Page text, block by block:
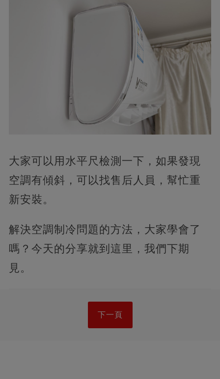
大家可以用水平尺檢測一下，如果發現
空調有傾斜，可以找售后人員，幫忙重
新安裝。
解決空調制冷問題的方法，大家學會了
嗎？今天的分享就到這里，我們下期
見。
下一頁